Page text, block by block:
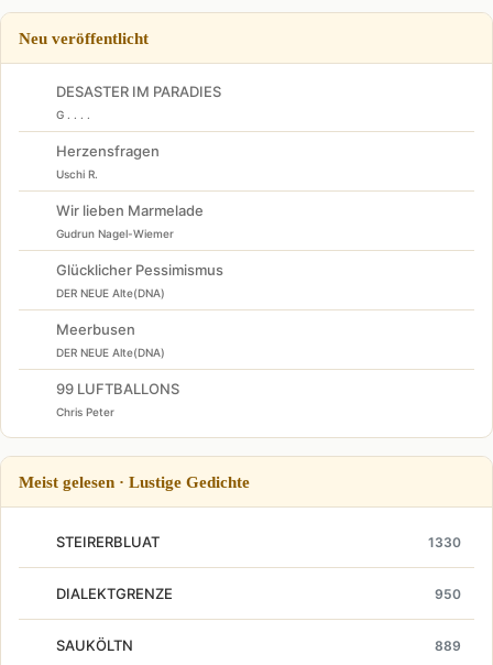
Neu veröffentlicht
DESASTER IM PARADIES
G . . . .
Herzensfragen
Uschi R.
Wir lieben Marmelade
Gudrun Nagel-Wiemer
Glücklicher Pessimismus
DER NEUE Alte(DNA)
Meerbusen
DER NEUE Alte(DNA)
99 LUFTBALLONS
Chris Peter
Meist gelesen · Lustige Gedichte
STEIRERBLUAT 1330
DIALEKTGRENZE 950
SAUKÖLTN 889